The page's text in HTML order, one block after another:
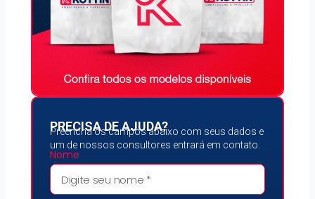
PRECISA DE AJUDA?
Preencha os campos abaixo com seus dados e
um de nossos consultores entrará em contato.
Nome